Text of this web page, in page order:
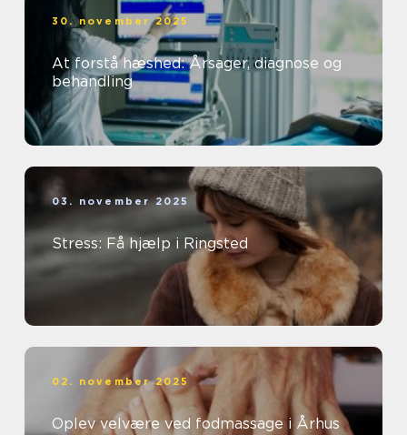
30. november 2025
At forstå hæshed: Årsager, diagnose og
behandling
03. november 2025
Stress: Få hjælp i Ringsted
02. november 2025
Oplev velvære ved fodmassage i Århus